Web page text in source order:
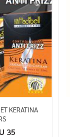
KERATINA
35